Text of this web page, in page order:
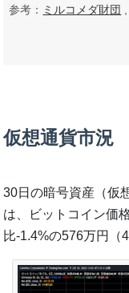
参考： ミルコメダ財団
仮想通貨市況
30日の暗号資産（仮
は、ビットコイン価
比-1.4%の576万円（